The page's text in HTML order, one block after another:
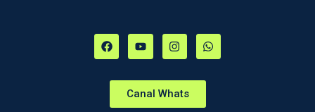
Canal Whats